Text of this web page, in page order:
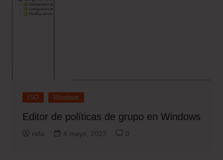
ISO Windows
Editor de políticas de grupo en Windows
rafa 4 mayo, 2023 0